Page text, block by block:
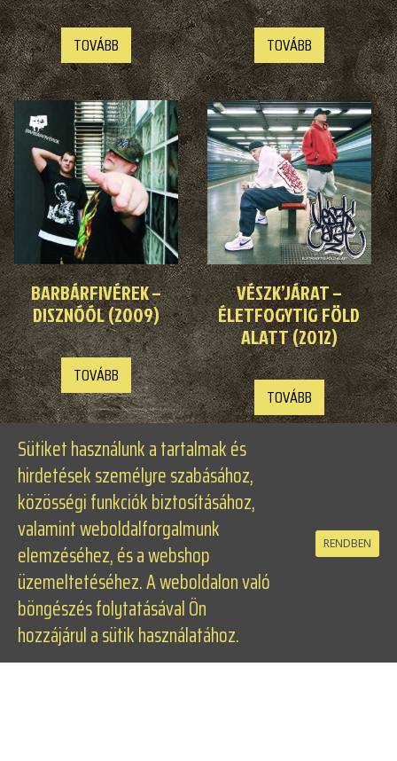
TOVÁBB TOVÁBB
BARBÁRFIVÉREK –
DISZNÓÓL (2009)
TOVÁBB
VÉSZK’JÁRAT –
ÉLETFOGYTIG FÖLD
ALATT (2012)
TOVÁBB
Sütiket használunk a tartalmak és
hirdetések személyre szabásához,
közösségi funkciók biztosításához,
valamint weboldalforgalmunk
elemzéséhez, és a webshop
üzemeltetéséhez. A weboldalon való
böngészés folytatásával Ön
hozzájárul a sütik használatához.
RENDBEN